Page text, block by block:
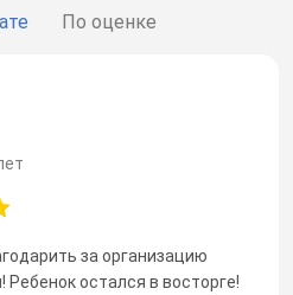
По оценке
за организацию
Ребенок остался в восторге!